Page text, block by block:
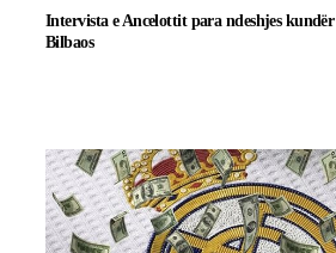
Intervista e Ancelottit para ndeshjes kundër
Bilbaos